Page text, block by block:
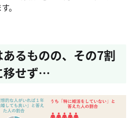
。
るものの、その7割
移せず…